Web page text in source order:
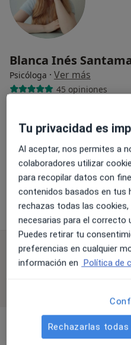
Blanca Inés
Psicóloga · Ver más
45 opiniones
Centro de Psicología
Acepta Previsión
Consulta de Psicología
Pedir una cita
Consulta online
Tu privacidad es
Al aceptar, nos permites a
colaboradores utilizar
para recopilar datos con
contenidos basados en tus
rechazas todas las
necesarias para el correcto
Puedes retirar tu
preferencias en cualquier
información en Política de
Rechazarlas todas